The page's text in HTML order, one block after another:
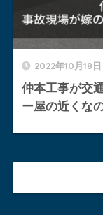
2022年10月18日
仲本工事が交
ー屋の近くな